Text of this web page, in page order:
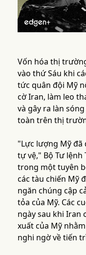
Vốn hóa thị
vào thứ Sáu khi
tức quân đội Mỹ
cờ Iran, làm leo
và gây ra làn
toàn trên thị
"Lực lượng Mỹ đã
tự vệ," Bộ Tư lệnh
trong một tuyên
các tàu chiến Mỹ
ngăn chúng cập
tỏa của Mỹ. Các
ngày sau khi Iran
xuất của Mỹ
nghi ngờ về tiến